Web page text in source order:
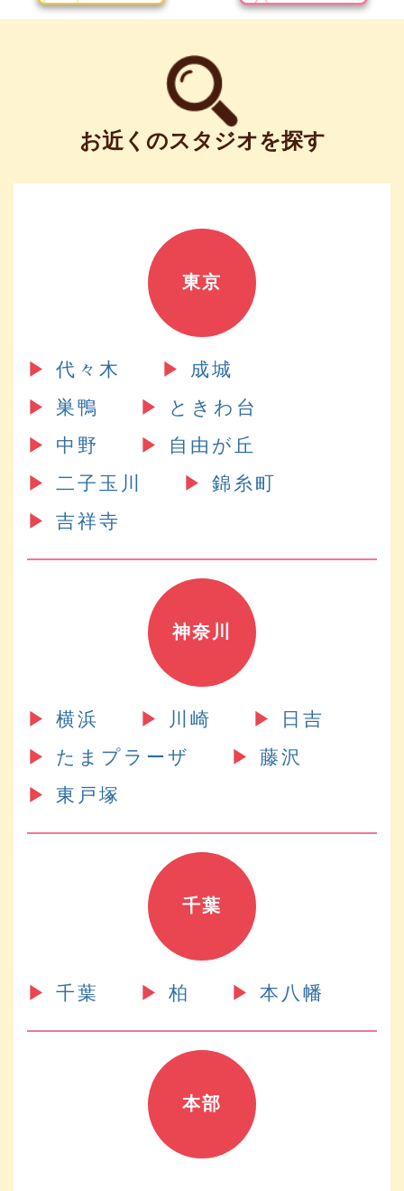
お近くのスタジオを探す
東京
▶︎ 代々木 ▶︎
成城
▶︎
巣鴨 ▶︎
ときわ台
▶︎
中野 ▶︎
自由が丘
▶︎
二子玉川 ▶︎
錦糸町
▶︎
吉祥寺
神奈川
▶︎ 横浜 ▶︎ 川崎 ▶︎
日吉
▶︎
たまプラーザ ▶︎
藤沢
▶︎
東戸塚
千葉
▶︎ 千葉 ▶︎ 柏 ▶︎ 本八幡
本部